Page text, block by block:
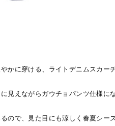
かに穿ける、ライトデニムスカーチ
見えながらガウチョパンツ仕様に
ので、見た目にも涼しく春夏シー